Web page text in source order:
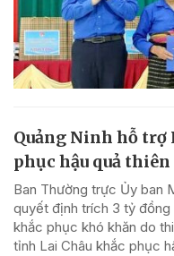
Quảng Ninh hỗ trợ
phục hậu quả
Ban Thường trực Ủy ban
quyết định trích 3 tỷ
khắc phục khó khăn do
tỉnh Lai Châu khắc phục